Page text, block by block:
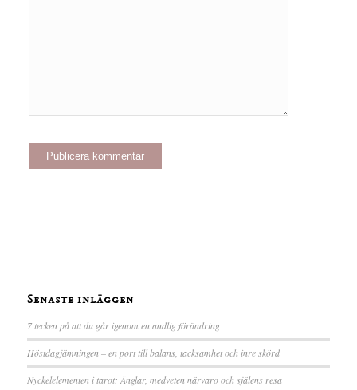
Senaste inläggen
7 tecken på att du går igenom en andlig förändring
Höstdagjämningen – en port till balans, tacksamhet och inre skörd
Nyckelelementen i tarot: Änglar, medveten närvaro och själens resa